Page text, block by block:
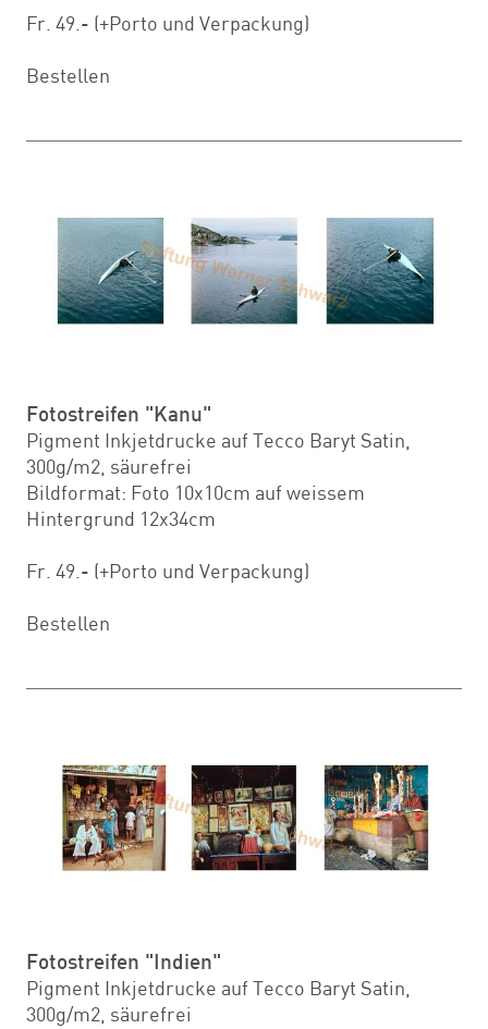
Fr. 49.- (+Porto und Verpackung)
Bestellen
Fotostreifen "Kanu"
Pigment Inkjetdrucke auf Tecco Baryt Satin,
300g/m2, säurefrei
Bildformat: Foto 10x10cm auf weissem
Hintergrund 12x34cm
Fr. 49.- (+Porto und Verpackung)
Bestellen
Fotostreifen "Indien"
Pigment Inkjetdrucke auf Tecco Baryt Satin,
300g/m2, säurefrei